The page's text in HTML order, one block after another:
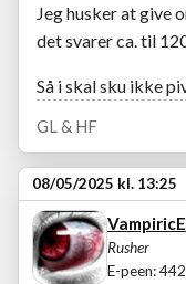
Jeg husker at give
det svarer ca. til
Så i skal sku ikke
GL & HF
08/05/2025 kl. 13:25
Rusher
E-peen: